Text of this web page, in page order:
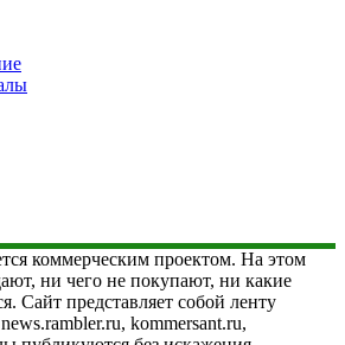
коммерческим проектом. На этом
ни чего не покупают, ни какие
Сайт представляет собой ленту
kommersant.ru,